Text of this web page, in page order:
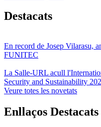
Destacats
En record de Josep Vilarasu,
FUNITEC
La Salle-URL acull
Security and Sustainability
Veure totes les novetats
Enllaços Destacats